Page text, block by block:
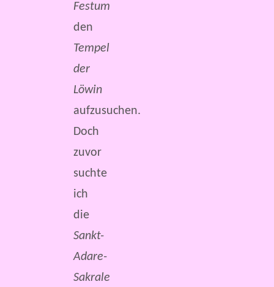
Festum
den
Tempel
der
Löwin
aufzusuchen.
Doch
zuvor
suchte
ich
die
Sankt-
Adare-
Sakrale